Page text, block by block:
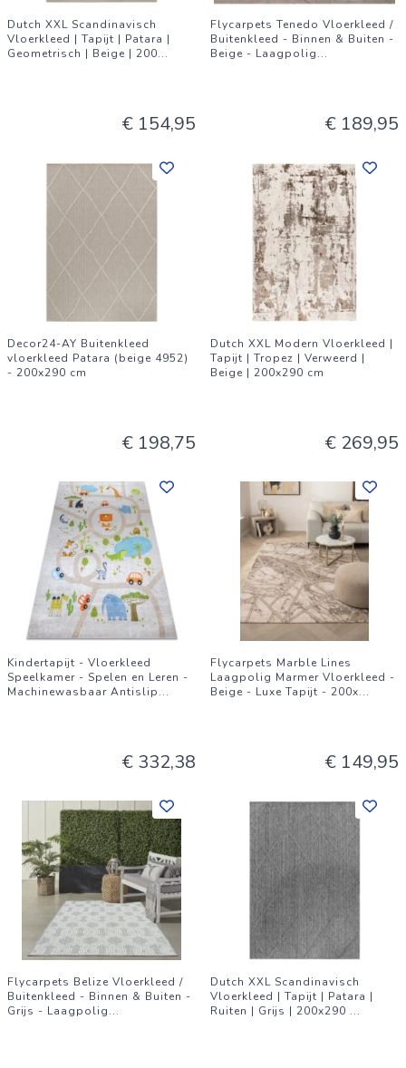
Dutch XXL Scandinavisch
Vloerkleed | Tapijt | Patara |
Geometrisch | Beige | 200...
€ 154,95
Flycarpets Tenedo Vloerkleed /
Buitenkleed - Binnen & Buiten -
Beige - Laagpolig...
€ 189,95
Decor24-AY Buitenkleed
vloerkleed Patara (beige 4952)
- 200x290 cm
€ 198,75
Dutch XXL Modern Vloerkleed |
Tapijt | Tropez | Verweerd |
Beige | 200x290 cm
€ 269,95
Kindertapijt - Vloerkleed
Speelkamer - Spelen en Leren -
Machinewasbaar Antislip...
€ 332,38
Flycarpets Marble Lines
Laagpolig Marmer Vloerkleed -
Beige - Luxe Tapijt - 200x...
€ 149,95
Flycarpets Belize Vloerkleed /
Buitenkleed - Binnen & Buiten -
Grijs - Laagpolig...
Dutch XXL Scandinavisch
Vloerkleed | Tapijt | Patara |
Ruiten | Grijs | 200x290 ...